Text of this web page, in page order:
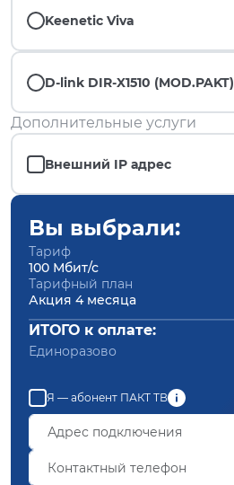
Keenetic Viva
D-link DIR-X1510 (MOD.PAKT)
Дополнительные услуги
Внешний IP адрес
Вы выбрали:
Тариф
100 Мбит/с
Тарифный план
Акция 4 месяца
ИТОГО к оплате:
Единоразово
Я — абонент ПАКТ ТВ